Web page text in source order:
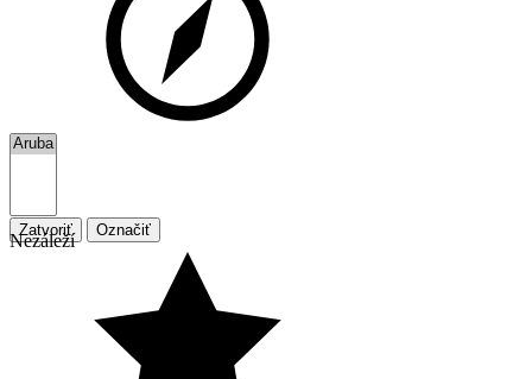
Zatvoriť Označiť
Nezáleží